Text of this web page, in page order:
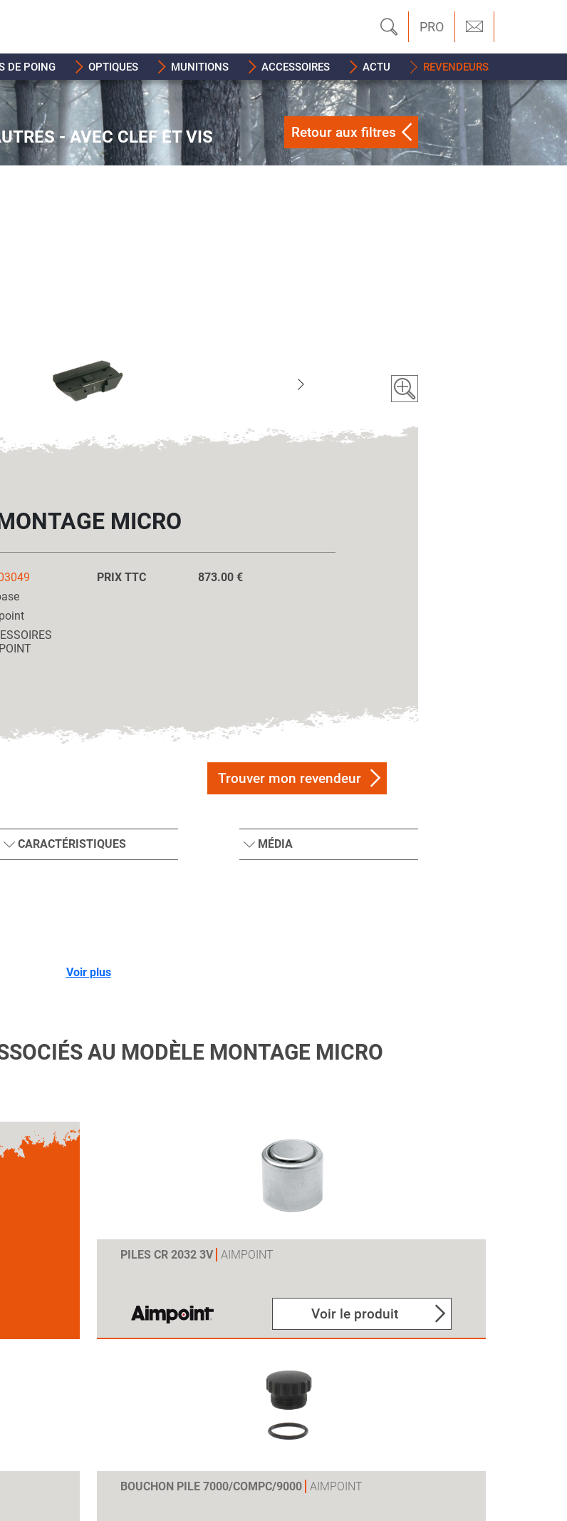
PRO
DE POING OPTIQUES MUNITIONS ACCESSOIRES ACTU REVENDEURS
- AVEC CLEF ET VIS Retour aux filtres
MICRO
PRIX TTC 873.00 €
Trouver mon revendeur
CARACTÉRISTIQUES MÉDIA
Voir plus
AU MODÈLE MONTAGE MICRO
PILES CR 2032 3V AIMPOINT
Voir le produit
BOUCHON PILE 7000/COMPC/9000 AIMPOINT